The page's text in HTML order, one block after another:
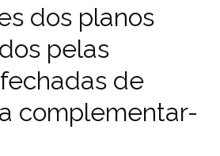
dos planos
pelas
de
complementar-